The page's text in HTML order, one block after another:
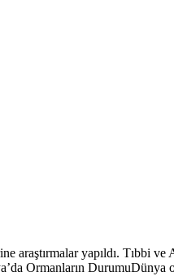
yapıldı. Tıbbi ve
Ormanların DurumuDünya